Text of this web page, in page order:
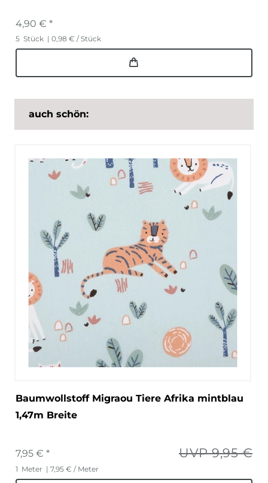
4,90 € *
5 Stück | 0,98 € / Stück
auch schön:
Baumwollstoff Migraou Tiere Afrika mintblau
1,47m Breite
UVP 9,95 €
7,95 € *
1 Meter | 7,95 € / Meter